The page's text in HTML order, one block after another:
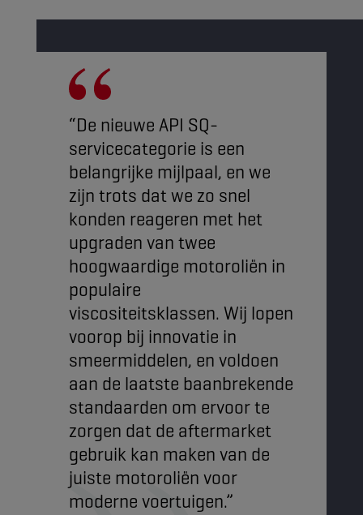
“De nieuwe API SQ-
servicecategorie is een
belangrijke mijlpaal, en we
zijn trots dat we zo snel
konden reageren met het
upgraden van twee
hoogwaardige motoroliën in
populaire
viscositeitsklassen. Wij lopen
voorop bij innovatie in
smeermiddelen, en voldoen
aan de laatste baanbrekende
standaarden om ervoor te
zorgen dat de aftermarket
gebruik kan maken van de
juiste motoroliën voor
moderne voertuigen.”